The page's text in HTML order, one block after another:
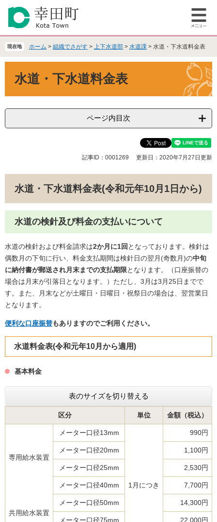
の
頭
ー
飛
本
文
メ
ー
現在地 ホーム > 組織でさがす > 上下水道部 > 水道課 > 水道・下水道料金表
水道・下水道料金表
ページ内目次
記事ID：0001269 更新日：2020年7月27日更新
水道・下水道料金表(令和元年10月1日から)
水道の検針及び料金の支払いについて
水道の検針および料金請求は2か月に1回 となっております。検針は
偶数月の下旬に行い、料金支払期間は検針日の翌月(奇数月)の中旬
に納付書が郵送され月末までの支払期限となります。（口座振替の
場合は月末が引落日となります。）ただし、3月は3月25日までで
す。また、月末などが土曜日・日曜日・祝祭日の場合は、翌営業日
となります。
便利な口座振替もありますのでご利用ください。
水道料金表(令和元年10月から適用)
基本料金
表のサイズを切り替える
区分 単位 金額（税込）
専用給水装置
共用給水装置
メーター口径13mm
1月につき
990円
メーター口径20mm 1,100円
メーター口径25mm 2,530円
メーター口径40mm 7,700円
メーター口径50mm 14,300円
メーター口径75mm 22,000円